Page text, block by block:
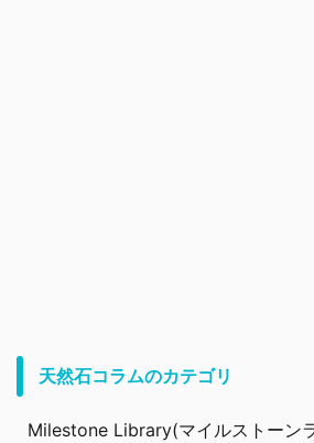
天然石コラムのカテゴリ
Milestone Library(マイルストーン